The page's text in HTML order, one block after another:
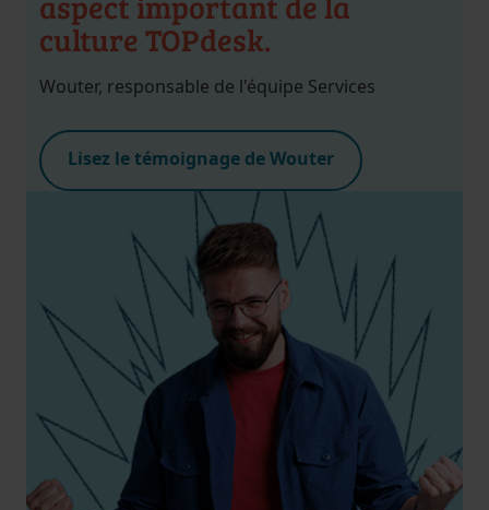
culture TOPdesk.
Wouter, responsable de l'équipe Services
Lisez le témoignage de Wouter